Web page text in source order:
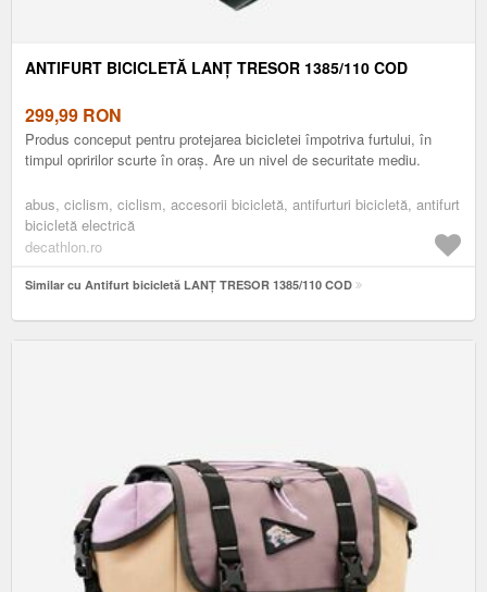
ANTIFURT BICICLETĂ LANȚ TRESOR 1385/110 COD
299,99 RON
Produs conceput pentru protejarea bicicletei împotriva furtului, în
timpul opririlor scurte în oraș. Are un nivel de securitate mediu.
abus, ciclism, ciclism, accesorii bicicletă, antifurturi bicicletă, antifurt
bicicletă electrică
decathlon.ro
Similar cu Antifurt bicicletă LANȚ TRESOR 1385/110 COD